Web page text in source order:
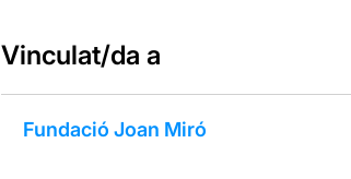
Vinculat/da a
Fundació Joan Miró